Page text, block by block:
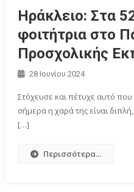
Ηράκλειο: Στα
φοιτήτρια στο
Προσχολικής
28 Ιουνίου 2024
Στόχευσε και πέτυχε αυτό
σήμερα η χαρά της είναι διπλή,
[…]
Περισσότερα...